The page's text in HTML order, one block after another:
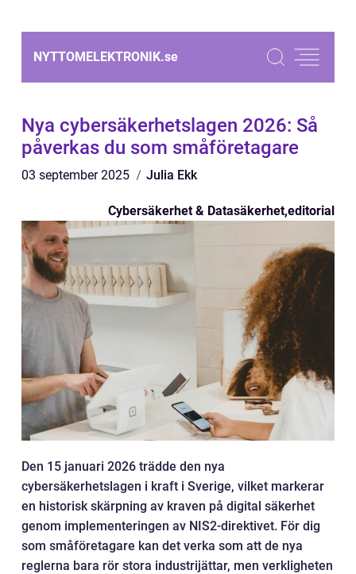
NYTTOMELEKTRONIK.se
Nya cybersäkerhetslagen 2026: Så
påverkas du som småföretagare
03 september 2025 Julia Ekk
Cybersäkerhet & Datasäkerhet,editorial
Den 15 januari 2026 trädde den nya
cybersäkerhetslagen i kraft i Sverige, vilket markerar
en historisk skärpning av kraven på digital säkerhet
genom implementeringen av NIS2-direktivet. För dig
som småföretagare kan det verka som att de nya
reglerna bara rör stora industrijättar, men verkligheten